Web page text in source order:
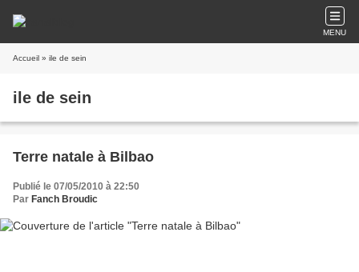
MENU
Accueil » ile de sein
ile de sein
Terre natale à Bilbao
Publié le 07/05/2010 à 22:50
Par Fanch Broudic